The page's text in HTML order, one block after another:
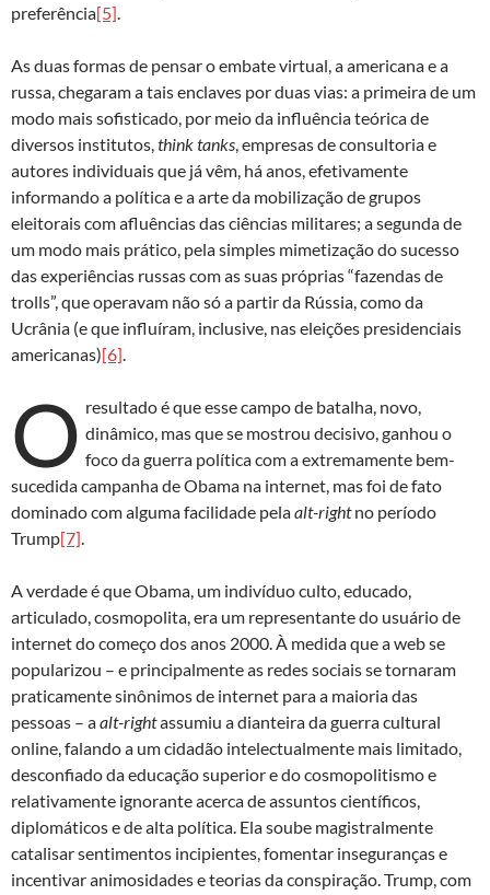
preferência[5].
As duas formas de pensar o embate virtual, a americana e a
russa, chegaram a tais enclaves por duas vias: a primeira de um
modo mais sofisticado, por meio da influência teórica de
diversos institutos,think tanks, empresas de consultoria e
autores individuais que já vêm, há anos, efetivamente
informando a política e a arte da mobilização de grupos
eleitorais com afluências das ciências militares; a segunda de
um modo mais prático, pela simples mimetização do sucesso
das experiências russas com as suas próprias “fazendas de
trolls”, que operavam não só a partir da Rússia, como da
Ucrânia (e que influíram, inclusive, nas eleições presidenciais
americanas)[6].
O resultado é que esse campo de batalha, novo,
dinâmico, mas que se mostrou decisivo, ganhou o
foco da guerra política com a extremamente bem-
sucedida campanha de Obama na internet, mas foi de fato
dominado com alguma facilidade pelaalt-rightno período
Trump[7].
A verdade é que Obama, um indivíduo culto, educado,
articulado, cosmopolita, era um representante do usuário de
internet do começo dos anos 2000. À medida que a web se
popularizou – e principalmente as redes sociais se tornaram
praticamente sinônimos de internet para a maioria das
pessoas – aalt-rightassumiu a dianteira da guerra cultural
online, falando a um cidadão intelectualmente mais limitado,
desconfiado da educação superior e do cosmopolitismo e
relativamente ignorante acerca de assuntos científicos,
diplomáticos e de alta política. Ela soube magistralmente
catalisar sentimentos incipientes, fomentar inseguranças e
incentivar animosidades e teorias da conspiração. Trump, com